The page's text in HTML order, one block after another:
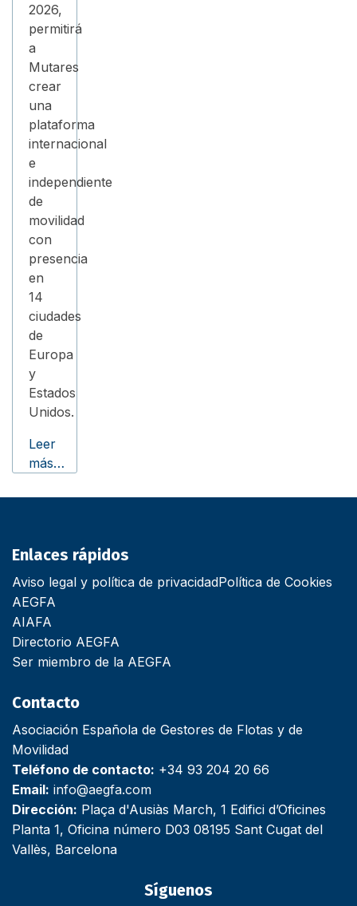
2026,
permitirá
a
Mutares
crear
una
plataforma
internacional
e
independiente
de
movilidad
con
presencia
en
14
ciudades
de
Europa
y
Estados
Unidos.
Leer
más…
Enlaces rápidos
Aviso legal y política de privacidadPolítica de Cookies
AEGFA
AIAFA
Directorio AEGFA
Ser miembro de la AEGFA
Contacto
Asociación Española de Gestores de Flotas y de
Movilidad
Teléfono de contacto: +34 93 204 20 66
Email: info@aegfa.com
Dirección: Plaça d'Ausiàs March, 1 Edifici d’Oficines
Planta 1, Oficina número D03 08195 Sant Cugat del
Vallès, Barcelona
Síguenos